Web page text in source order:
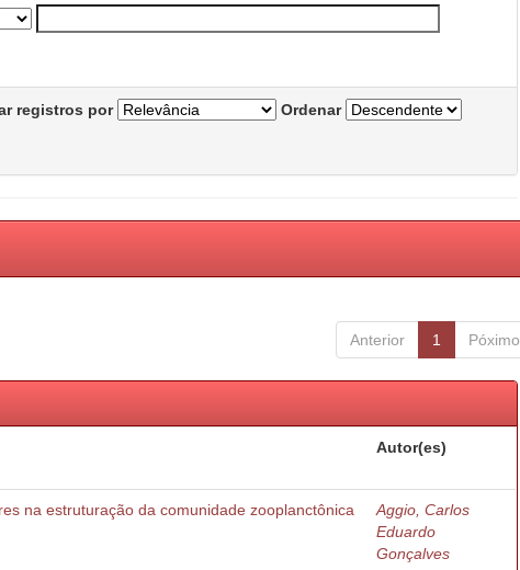
registros por
Ordenar
Anterior 1 Póximo
Autor(es)
na estruturação da comunidade zooplanctônica
Aggio, Carlos
Eduardo
Gonçalves